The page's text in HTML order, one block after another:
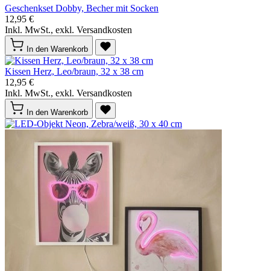
Geschenkset Dobby, Becher mit Socken
12,95 €
Inkl. MwSt., exkl. Versandkosten
In den Warenkorb
Kissen Herz, Leo/braun, 32 x 38 cm
12,95 €
Inkl. MwSt., exkl. Versandkosten
In den Warenkorb